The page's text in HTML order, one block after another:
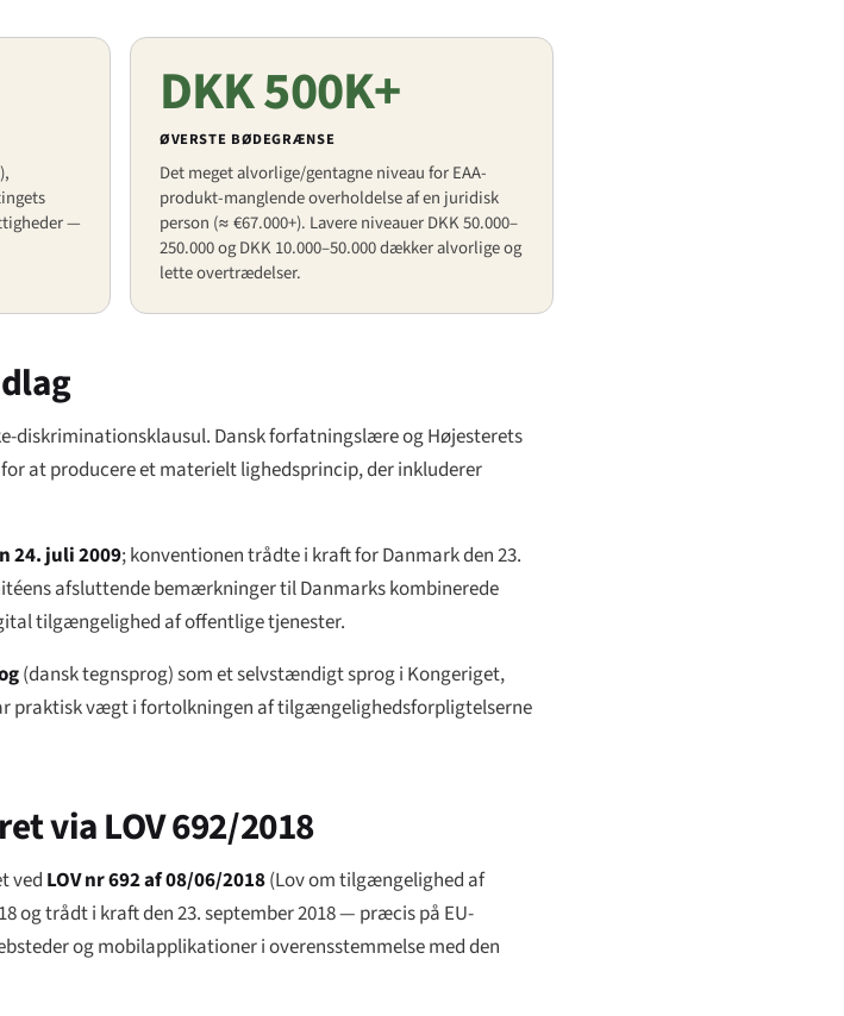
—
DKK 500K+
ØVERSTE BØDEGRÆNSE
Det meget alvorlige/gentagne niveau for EAA-
produkt-manglende overholdelse af en juridisk
person (≈ €67.000+). Lavere niveauer DKK 50.000–
250.000 og DKK 10.000–50.000 dækker alvorlige og
lette overtrædelser.
diskriminationsklausul. Dansk forfatningslære og Højesterets
at producere et materielt lighedsprincip, der inkluderer
24. juli 2009; konventionen trådte i kraft for Danmark den 23.
afsluttende bemærkninger til Danmarks kombinerede
tilgængelighed af offentlige tjenester.
(dansk tegnsprog) som et selvstændigt sprog i Kongeriget,
praktisk vægt i fortolkningen af tilgængelighedsforpligtelserne
via LOV 692/2018
ved LOV nr 692 af 08/06/2018(Lov om tilgængelighed af
og trådt i kraft den 23. september 2018 — præcis på EU-
og mobilapplikationer i overensstemmelse med den